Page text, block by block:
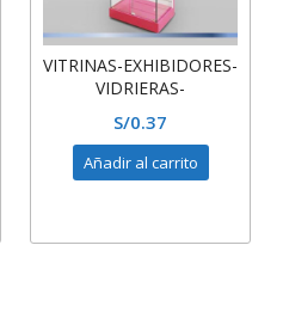
VITRINAS-EXHIBIDORES-
VIDRIERAS-
VIDRIO Y MELAMINA-
TRUPAN
S/0.37
Añadir al carrito